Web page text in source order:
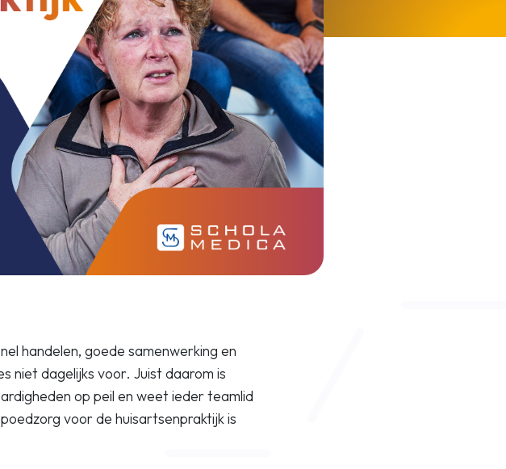
handelen, goede samenwerking en
niet dagelijks voor. Juist daarom is
op peil en weet ieder teamlid
voor de huisartsenpraktijk is